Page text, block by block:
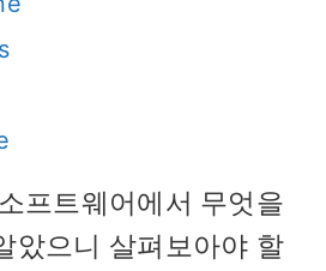
프트웨어에서 무엇을
았으니 살펴보아야 할